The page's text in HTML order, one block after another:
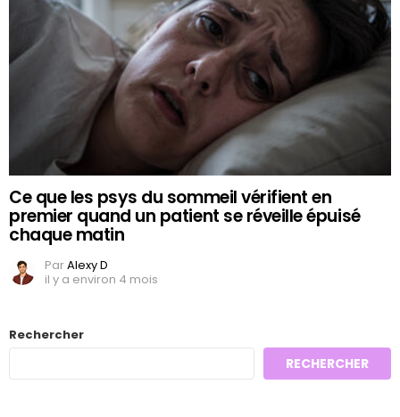
Ce que les psys du sommeil vérifient en
premier quand un patient se réveille épuisé
chaque matin
ParAlexy D
il y a environ 4 mois
Rechercher
RECHERCHER